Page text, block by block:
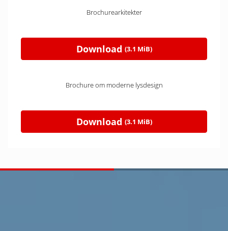
Brochurearkitekter
Download (3.1 MiB)
Brochure om moderne lysdesign
Download (3.1 MiB)